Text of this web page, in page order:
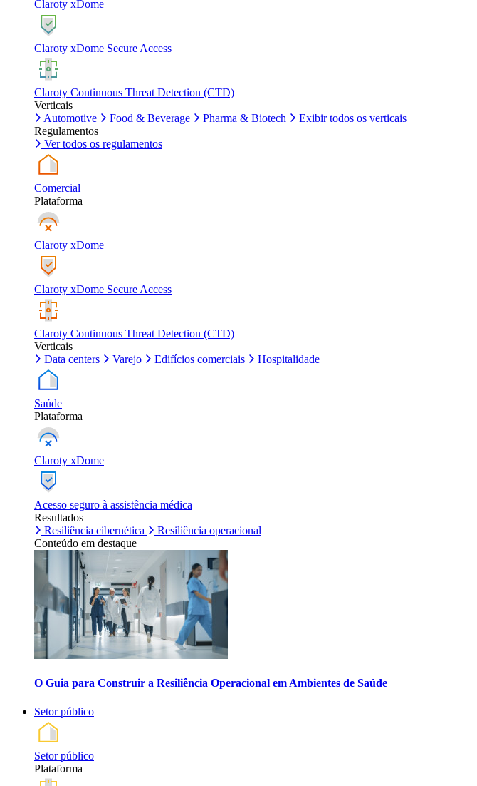
Claroty xDome
Claroty xDome Secure Access
Claroty Continuous Threat Detection (CTD)
Verticais
Automotive
Food & Beverage Pharma & Biotech
Exibir todos os verticais
Regulamentos
Ver todos os regulamentos
Comercial
Plataforma
Claroty xDome
Claroty xDome Secure Access
Claroty Continuous Threat Detection (CTD)
Verticais
Data centers
Varejo Edifícios comerciais Hospitalidade
Saúde
Plataforma
Claroty xDome
Acesso seguro à assistência médica
Resultados
Resiliência cibernética
Resiliência operacional
Conteúdo em destaque
O Guia para Construir a Resiliência Operacional em Ambientes de Saúde
Setor público
Setor público
Plataforma